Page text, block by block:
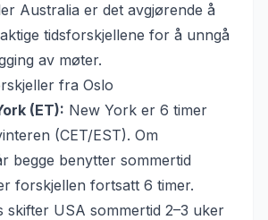
Australia er det avgjørende å
tidsforskjellene for å unngå
av møter.
fra Oslo
(ET): New York er 6 timer
(CET/EST). Om
begge benytter sommertid
forskjellen fortsatt 6 timer.
skifter USA sommertid 2–3 uker